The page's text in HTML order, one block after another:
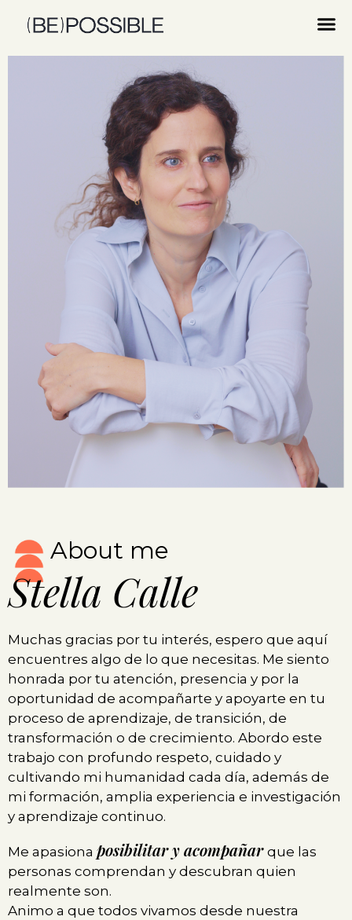
About me
Stella Calle
Muchas gracias por tu interés, espero que aquí
encuentres algo de lo que necesitas. Me siento
honrada por tu atención, presencia y por la
oportunidad de acompañarte y apoyarte en tu
proceso de aprendizaje, de transición, de
transformación o de crecimiento. Abordo este
trabajo con profundo respeto, cuidado y
cultivando mi humanidad cada día, además de
mi formación, amplia experiencia e investigación
y aprendizaje continuo.
Me apasiona posibilitar y acompañar que las
personas comprendan y descubran quien
realmente son.
Animo a que todos vivamos desde nuestra